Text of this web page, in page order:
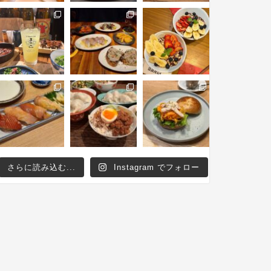
さらに読み込む... Instagram でフォロー